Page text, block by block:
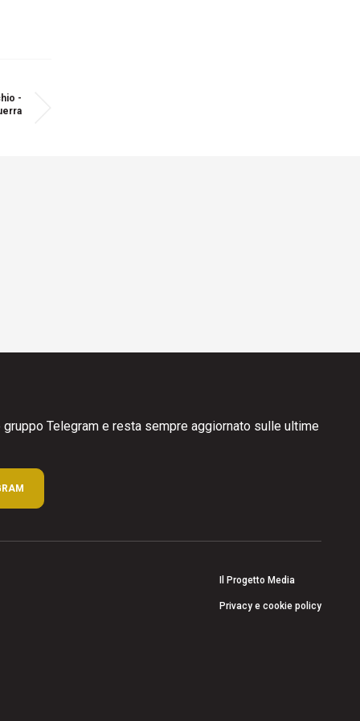
-
Telegram e resta sempre aggiornato sulle ultime
Il Progetto Media
Privacy e cookie policy